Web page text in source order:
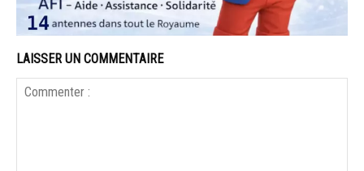
LAISSER UN COMMENTAIRE